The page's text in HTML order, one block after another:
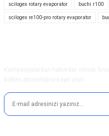
Ürün resmi kalitesiz, bozuk
scilogex rotary evaporator
buchi r100
scilogex re100-pro rotary evaporator